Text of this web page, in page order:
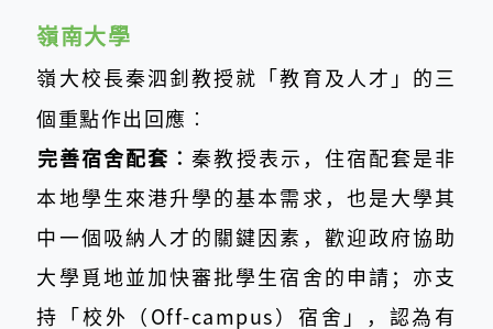
嶺南大學
嶺大校長秦泗釗教授就「教育及人才」的三
個重點作出回應︰
完善宿舍配套︰秦教授表示，住宿配套是非
本地學生來港升學的基本需求，也是大學其
中一個吸納人才的關鍵因素，歡迎政府協助
大學覓地並加快審批學生宿舍的申請；亦支
持「校外（Off-campus）宿舍」，認為有